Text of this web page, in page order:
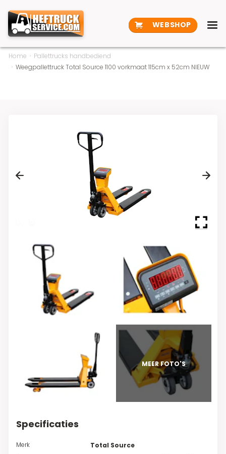
WEBSHOP
Home
Pallettrucks handbediend
Weegpallettruck Total Source 1100 vorkmaat 115cm x 52cm NIEUW
Previous Next
Specificaties
Merk
Total Source